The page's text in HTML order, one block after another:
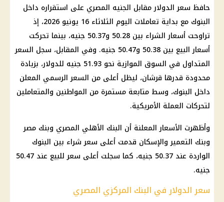
حافظ سعرالدولار مقابل الجنيه المصري على استقراره داخل
البنوك
مع بداية تعاملات اليوم الثلاثاء 16 يونيو 2026، إذ
تراوحت أسعار الشراء بين 50.28 و50.37 جنيه، بينما تحركت
أسعار البيع بين 50.38 و50.47 جنيه. وفي المقابل، سجل السعر
المتداول في السوق الموازية
نحو 51.93 جنيه للدولار، بزيادة
محدودة قدرها قرشان، ليظل أعلى من السعر الرسمي المعلن
داخل البنوك، وسط متابعة مستمرة من المواطنين والمتعاملين
لتحركات العملة الأمريكية.
وأظهرت الأسعار المعلنة أن البنك الأهلي المصري وبنك مصر
وبنك التعمير والإسكان قدمت أعلى سعر شراء بين البنوك
الواردة عند 50.37 جنيه، كما سجلت أعلى سعر للبيع عند 50.47
جنيه.
سعر الدولار في البنك المركزي المصري